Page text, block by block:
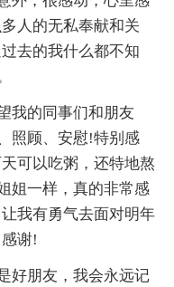
人的无私奉献和关
去的我什么都不知
我的同事们和朋友
照顾、安慰!特别感
可以吃粥，还特地熬
姐一样，真的非常感
我有勇气去面对明年
谢!
好朋友，我会永远记